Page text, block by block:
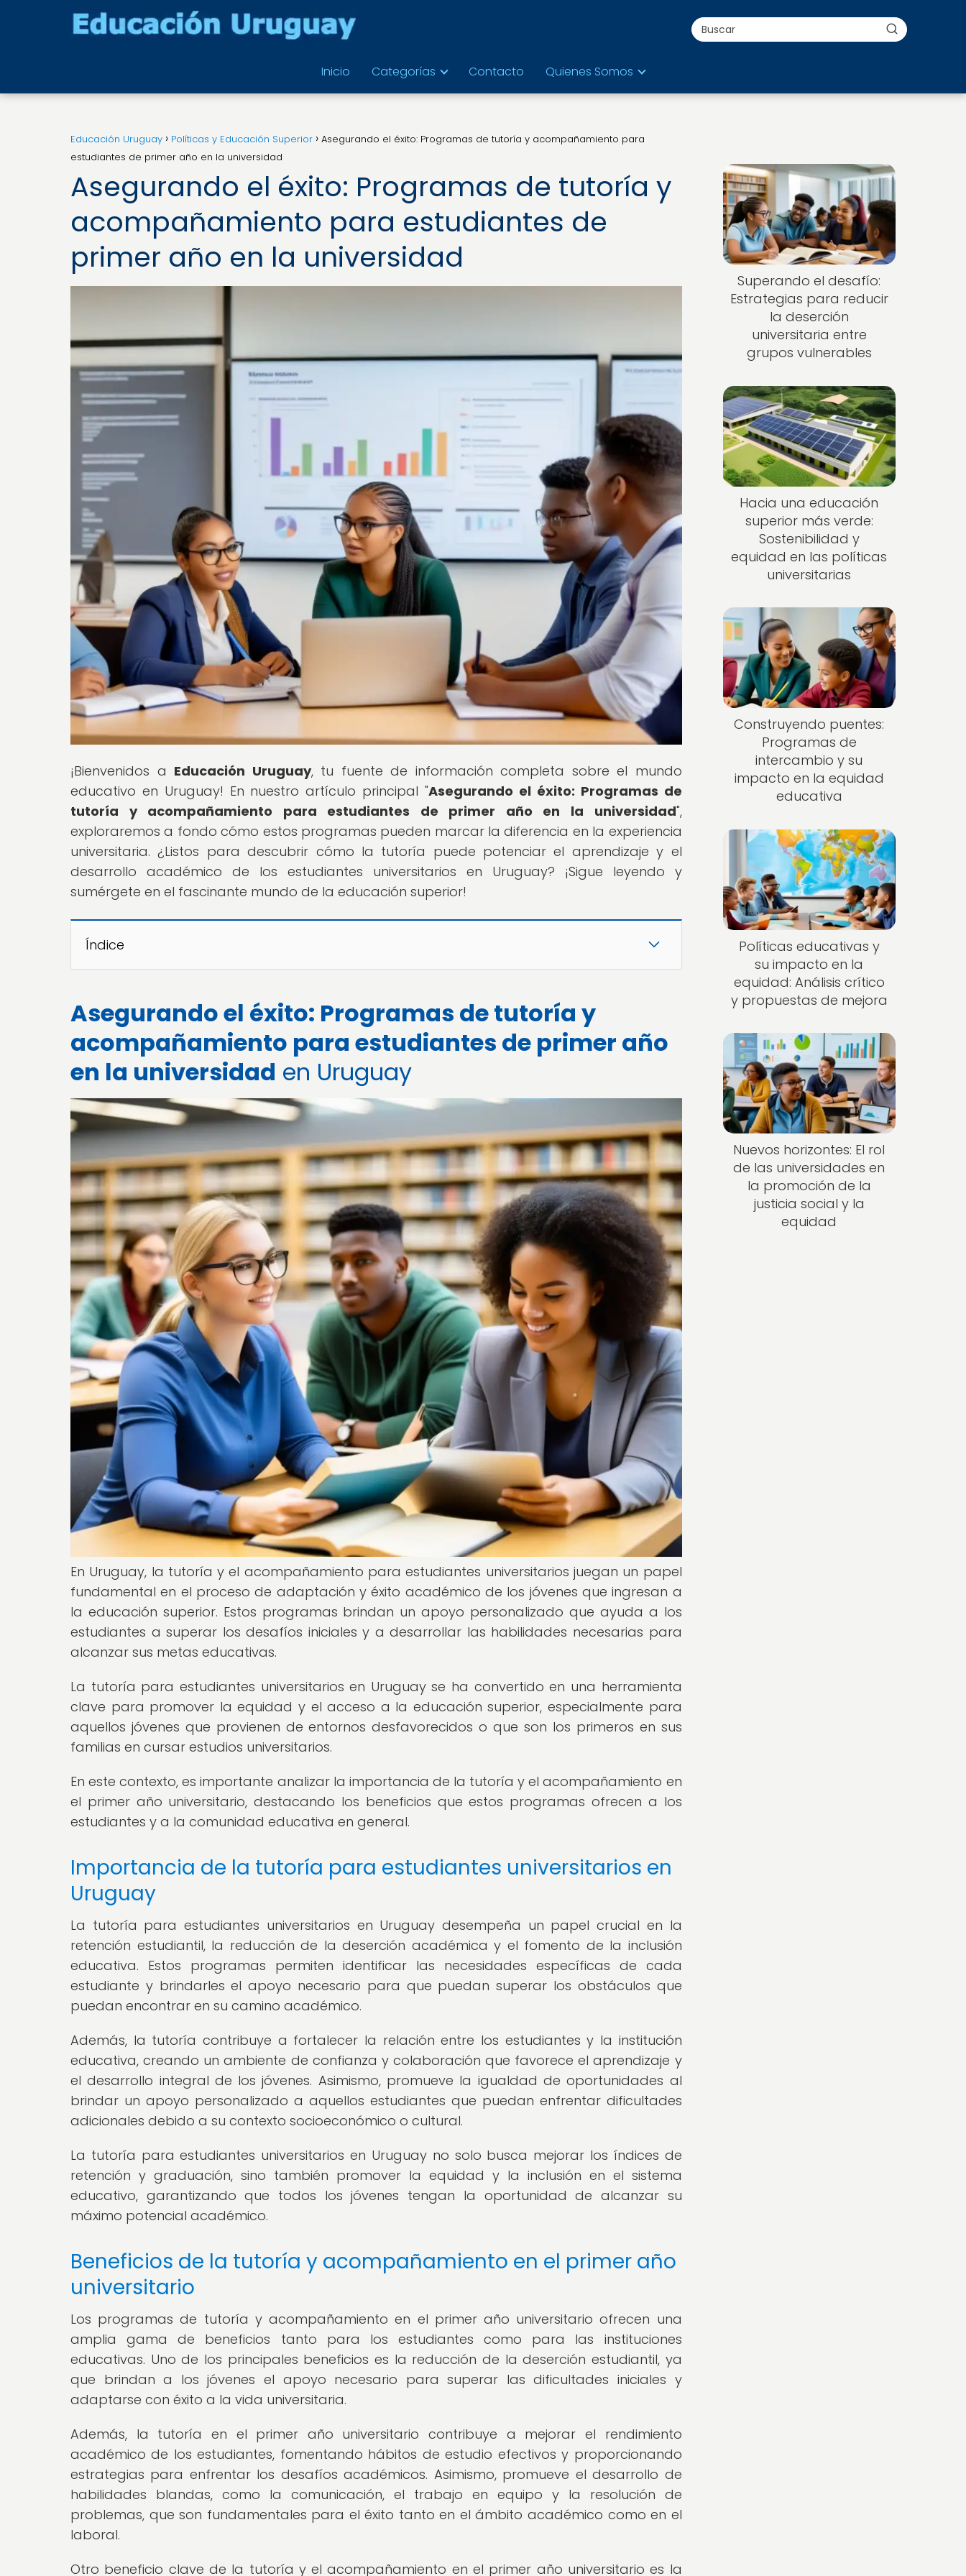
Inicio Categorías Contacto Quienes Somos
Educación Uruguay Políticas y Educación Superior
Asegurando el éxito: Programas de tutoría y acompañamiento para
estudiantes de primer año en la universidad
Asegurando el éxito: Programas de tutoría y
acompañamiento para estudiantes de
primer año en la universidad
¡Bienvenidos a Educación Uruguay, tu fuente de información completa sobre el mundo
educativo en Uruguay! En nuestro artículo principal "Asegurando el éxito: Programas de
tutoría y acompañamiento para estudiantes de primer año en la universidad",
exploraremos a fondo cómo estos programas pueden marcar la diferencia en la experiencia
universitaria. ¿Listos para descubrir cómo la tutoría puede potenciar el aprendizaje y el
desarrollo académico de los estudiantes universitarios en Uruguay? ¡Sigue leyendo y
sumérgete en el fascinante mundo de la educación superior!
Índice
Asegurando el éxito: Programas de tutoría y
acompañamiento para estudiantes de primer año
en la universidad en Uruguay
En Uruguay, la tutoría y el acompañamiento para estudiantes universitarios juegan un papel
fundamental en el proceso de adaptación y éxito académico de los jóvenes que ingresan a
la educación superior. Estos programas brindan un apoyo personalizado que ayuda a los
estudiantes a superar los desafíos iniciales y a desarrollar las habilidades necesarias para
alcanzar sus metas educativas.
La tutoría para estudiantes universitarios en Uruguay se ha convertido en una herramienta
clave para promover la equidad y el acceso a la educación superior, especialmente para
aquellos jóvenes que provienen de entornos desfavorecidos o que son los primeros en sus
familias en cursar estudios universitarios.
En este contexto, es importante analizar la importancia de la tutoría y el acompañamiento en
el primer año universitario, destacando los beneficios que estos programas ofrecen a los
estudiantes y a la comunidad educativa en general.
Importancia de la tutoría para estudiantes universitarios en
Uruguay
La tutoría para estudiantes universitarios en Uruguay desempeña un papel crucial en la
retención estudiantil, la reducción de la deserción académica y el fomento de la inclusión
educativa. Estos programas permiten identificar las necesidades específicas de cada
estudiante y brindarles el apoyo necesario para que puedan superar los obstáculos que
puedan encontrar en su camino académico.
Además, la tutoría contribuye a fortalecer la relación entre los estudiantes y la institución
educativa, creando un ambiente de confianza y colaboración que favorece el aprendizaje y
el desarrollo integral de los jóvenes. Asimismo, promueve la igualdad de oportunidades al
brindar un apoyo personalizado a aquellos estudiantes que puedan enfrentar dificultades
adicionales debido a su contexto socioeconómico o cultural.
La tutoría para estudiantes universitarios en Uruguay no solo busca mejorar los índices de
retención y graduación, sino también promover la equidad y la inclusión en el sistema
educativo, garantizando que todos los jóvenes tengan la oportunidad de alcanzar su
máximo potencial académico.
Beneficios de la tutoría y acompañamiento en el primer año
universitario
Los programas de tutoría y acompañamiento en el primer año universitario ofrecen una
amplia gama de beneficios tanto para los estudiantes como para las instituciones
educativas. Uno de los principales beneficios es la reducción de la deserción estudiantil, ya
que brindan a los jóvenes el apoyo necesario para superar las dificultades iniciales y
adaptarse con éxito a la vida universitaria.
Además, la tutoría en el primer año universitario contribuye a mejorar el rendimiento
académico de los estudiantes, fomentando hábitos de estudio efectivos y proporcionando
estrategias para enfrentar los desafíos académicos. Asimismo, promueve el desarrollo de
habilidades blandas, como la comunicación, el trabajo en equipo y la resolución de
problemas, que son fundamentales para el éxito tanto en el ámbito académico como en el
laboral.
Otro beneficio clave de la tutoría y el acompañamiento en el primer año universitario es la
Superando el desafío:
Estrategias para reducir
la deserción
universitaria entre
grupos vulnerables
Hacia una educación
superior más verde:
Sostenibilidad y
equidad en las políticas
universitarias
Construyendo puentes:
Programas de
intercambio y su
impacto en la equidad
educativa
Políticas educativas y
su impacto en la
equidad: Análisis crítico
y propuestas de mejora
Nuevos horizontes: El rol
de las universidades en
la promoción de la
justicia social y la
equidad